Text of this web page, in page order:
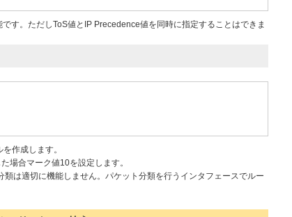
す。ただしToS値とIP Precedence値を同時に指定することはできま
作成します。
場合マーク値10を設定します。
は適切に機能しません。パケット分類を行うインタフェースでルー